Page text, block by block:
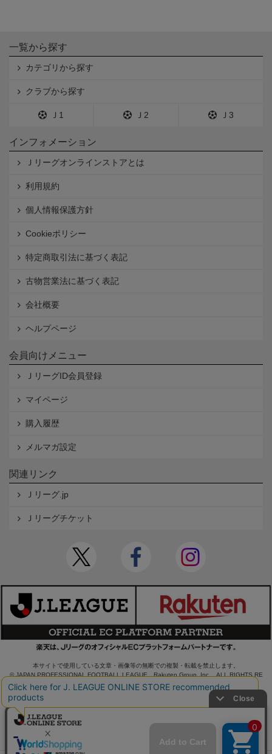
一覧から探す
カテゴリから探す
クラブから探す
Ｊ1 Ｊ2 Ｊ3
インフォメーション
Ｊリーグオンラインストアとは
利用規約
個人情報保護方針
Cookieポリシー
特定商取引法に基づく表記
古物営業法に基づく表記
会社概要
ヘルプページ
会員向けメニュー
ＪリーグID会員登録
マイページ
購入履歴
メルマガ設定
関連リンク
Ｊリーグ.jp
Ｊリーグチケット
本サイトで使用している文章・画像等の無断での複製・転載を禁止します。
© JAPAN PROFESSIONAL FOOTBALL LEAGUE Rakuten Group, Inc. ALL RIGHTS RE
SERVED.